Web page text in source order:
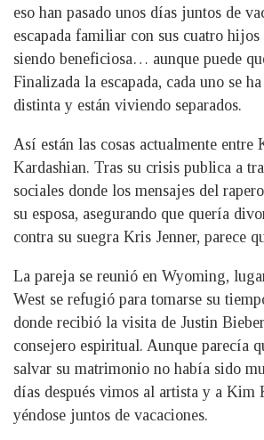
eso han pasado unos días juntos de
escapada familiar con sus cuatro hijos
siendo beneficiosa… aunque puede
Finalizada la escapada, cada uno se
distinta y están viviendo separados.
Así están las cosas actualmente
Kardashian. Tras su crisis publica a
sociales donde los mensajes del
su esposa, asegurando que quería
contra su suegra Kris Jenner, parece
La pareja se reunió en Wyoming,
West se refugió para tomarse su
donde recibió la visita de Justin
consejero espiritual. Aunque parecía
salvar su matrimonio no había sido
días después vimos al artista y a Kim
yéndose juntos de vacaciones.